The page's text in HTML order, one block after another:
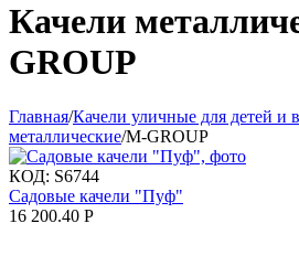
Качели
GROUP
Главная/Качели уличные для детей и
металлические/M-GROUP
КОД: S6744
Садовые качели "Пуф"
16 200.40 Р